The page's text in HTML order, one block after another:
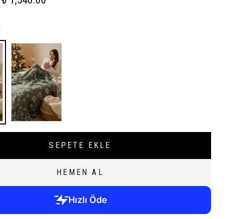
SEPETE EKLE
HEMEN AL